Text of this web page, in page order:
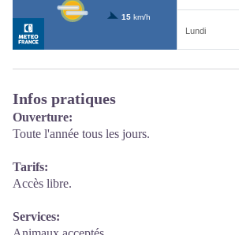
Infos pratiques
Ouverture:
Toute l'année tous les jours.
Tarifs:
Accès libre.
Services: